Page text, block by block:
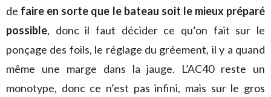
de faire en sorte que le bateau soit le mieux préparé
possible, donc il faut décider ce qu’on fait sur le
ponçage des foils, le réglage du gréement, il y a quand
même une marge dans la jauge. L’AC40 reste un
monotype, donc ce n’est pas infini, mais sur le gros